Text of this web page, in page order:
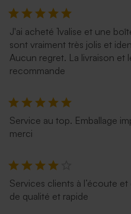
J'ai acheté 1valise et une
sont vraiment très jolis et
Aucun regret. La livraison et
recommande
Service au top. Emballage
merci
Services clients à l’écoute
de qualité et rapide